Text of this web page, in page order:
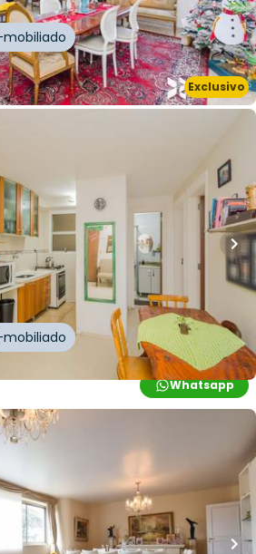
Exclusivo
Whatsapp
banheiro•
vaga
26 De Março
Março,Mário Quintana,
Porto
Whatsapp
3banheiros
vagas
Mansao Pancetti
Egídio de Sousa,Santa Cecília,